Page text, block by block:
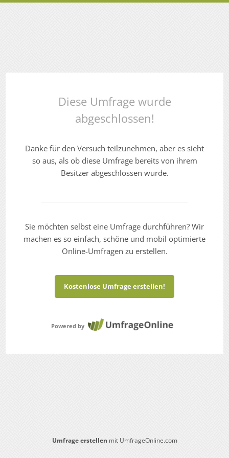
Diese Umfrage wurde
abgeschlossen!
Danke für den Versuch teilzunehmen, aber es sieht
so aus, als ob diese Umfrage bereits von ihrem
Besitzer abgeschlossen wurde.
Sie möchten selbst eine Umfrage durchführen? Wir
machen es so einfach, schöne und mobil optimierte
Online-Umfragen zu erstellen.
Kostenlose Umfrage erstellen!
Powered by
Umfrage erstellen mit UmfrageOnline.com